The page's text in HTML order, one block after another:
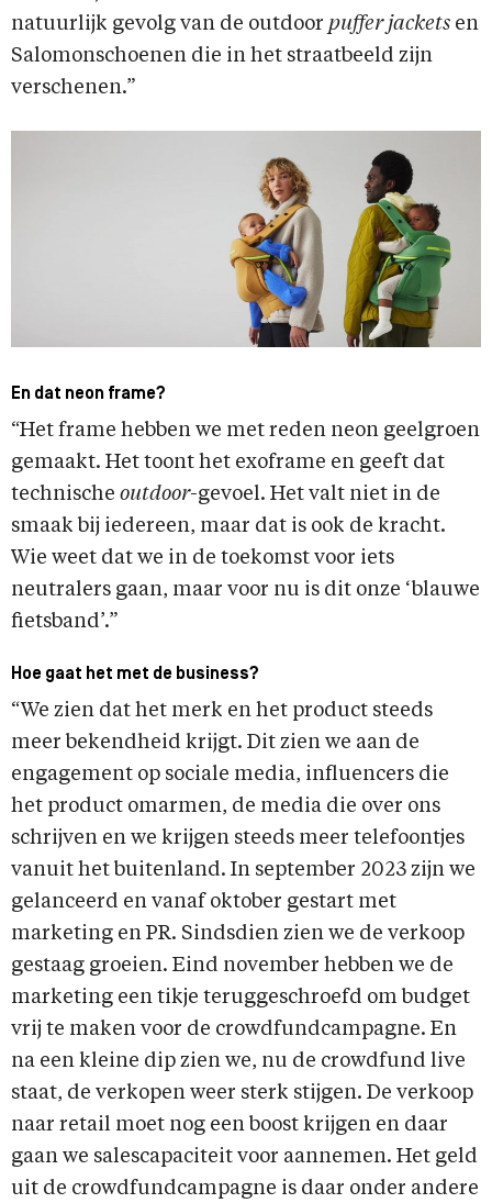
natuurlijk gevolg van de outdoor puffer jackets en
Salomonschoenen die in het straatbeeld zijn
verschenen.”
En dat neon frame?
“Het frame hebben we met reden neon geelgroen
gemaakt. Het toont het exoframe en geeft dat
technische outdoor-gevoel. Het valt niet in de
smaak bij iedereen, maar dat is ook de kracht.
Wie weet dat we in de toekomst voor iets
neutralers gaan, maar voor nu is dit onze ‘blauwe
fietsband’.”
Hoe gaat het met de business?
“We zien dat het merk en het product steeds
meer bekendheid krijgt. Dit zien we aan de
engagement op sociale media, influencers die
het product omarmen, de media die over ons
schrijven en we krijgen steeds meer telefoontjes
vanuit het buitenland. In september 2023 zijn we
gelanceerd en vanaf oktober gestart met
marketing en PR. Sindsdien zien we de verkoop
gestaag groeien. Eind november hebben we de
marketing een tikje teruggeschroefd om budget
vrij te maken voor de crowdfundcampagne. En
na een kleine dip zien we, nu de crowdfund live
staat, de verkopen weer sterk stijgen. De verkoop
naar retail moet nog een boost krijgen en daar
gaan we salescapaciteit voor aannemen. Het geld
uit de crowdfundcampagne is daar onder andere